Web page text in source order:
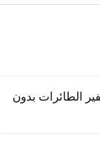
الطائرات بدون